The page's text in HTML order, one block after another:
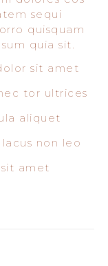
sequi
quisquam
quia sit.
sit amet
tor ultrices
aliquet
non leo
amet